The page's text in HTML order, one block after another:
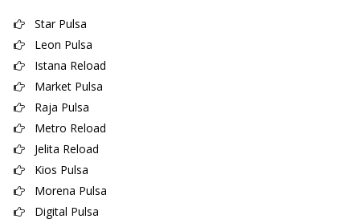
Star Pulsa
Leon Pulsa
Istana Reload
Market Pulsa
Raja Pulsa
Metro Reload
Jelita Reload
Kios Pulsa
Morena Pulsa
Digital Pulsa